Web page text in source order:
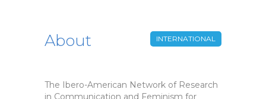
INTERNATIONAL
About
The Ibero-American Network of Research
in Communication and Feminism for